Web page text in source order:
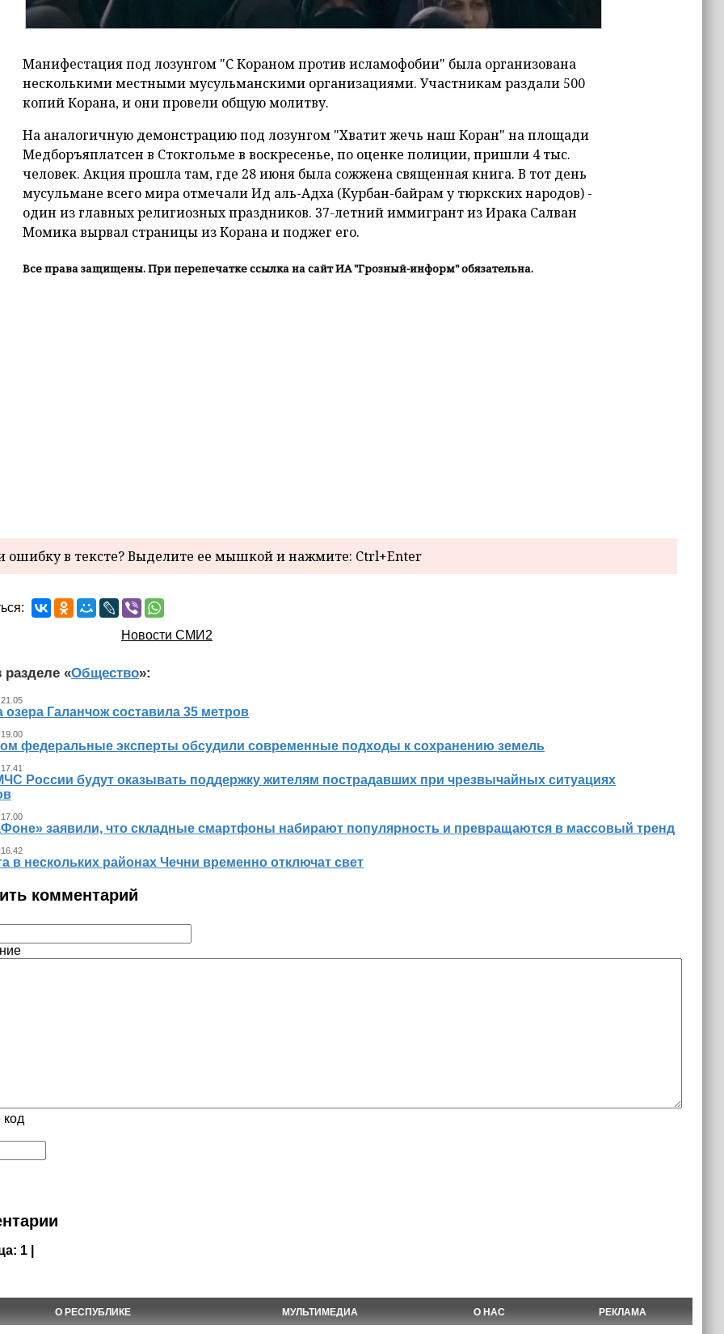
Манифестация под лозунгом "С Кораном против исламофобии" была организована
несколькими местными мусульманскими организациями. Участникам раздали 500
копий Корана, и они провели общую молитву.
На аналогичную демонстрацию под лозунгом "Хватит жечь наш Коран" на площади
Медборъяплатсен в Стокгольме в воскресенье, по оценке полиции, пришли 4 тыс.
человек. Акция прошла там, где 28 июня была сожжена священная книга. В тот день
мусульмане всего мира отмечали Ид аль-Адха (Курбан-байрам у тюркских народов) -
один из главных религиозных праздников. 37-летний иммигрант из Ирака Салван
Момика вырвал страницы из Корана и поджег его.
Все права защищены. При перепечатке ссылка на сайт ИА "Грозный-информ" обязательна.
в тексте? Выделите ее мышкой и нажмите: Ctrl+Enter
Новости СМИ2
разделе «Общество»:
озера Галанчож составила 35 метров
федеральные эксперты обсудили современные подходы к сохранению земель
России будут оказывать поддержку жителям пострадавших при чрезвычайных ситуациях
заявили, что складные смартфоны набирают популярность и превращаются в массовый тренд
в нескольких районах Чечни временно отключат свет
комментарий
код
1 |
О РЕСПУБЛИКЕ МУЛЬТИМЕДИА О НАС РЕКЛАМА